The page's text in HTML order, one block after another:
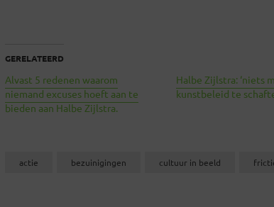
GERELATEERD
Alvast 5 redenen waarom
niemand excuses hoeft aan te
bieden aan Halbe Zijlstra.
Halbe Zijlstra: ‘niets
kunstbeleid te
actie bezuinigingen cultuur in beeld